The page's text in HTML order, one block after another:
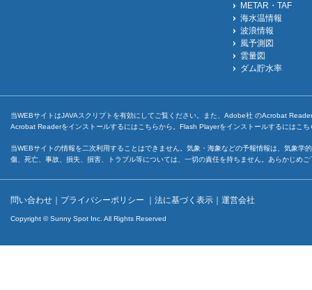
METAR・TAF
海水温情報
波浪情報
風予測図
雲量図
ダム貯水率
当WEBサイトはJAVAスクリプトを有効にしてご覧ください。また、Adobe社 のAcrobat
Acrobat Readerをインストールするには こちらから。Flash Playerをインストールするには こち
当WEBサイトの情報を二次利用することはできません。気象・海象などの予報情報は、気象
傷、死亡、事故、損失、損害、トラブル等については、一切の責任を持ちません。あらかじめ
問い合わせ ｜ プライバシーポリシー ｜ 法に基づく表示 ｜ 運営会社
Copyright © Sunny Spot Inc. All Rights Reserved